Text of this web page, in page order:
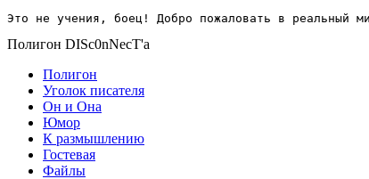
Это не учения, боец! Добро пожаловать в реальный
Полигон DISc0nNecT'a
Полигон
Уголок писателя
Он и Она
Юмор
К размышлению
Гостевая
Файлы